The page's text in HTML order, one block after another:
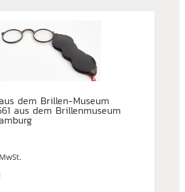
dem Brillen-Museum
aus dem Brillenmuseum